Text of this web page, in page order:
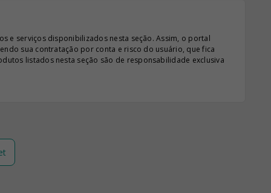
e serviços disponibilizados nesta seção. Assim, o portal
sua contratação por conta e risco do usuário, que fica
listados nesta seção são de responsabilidade exclusiva